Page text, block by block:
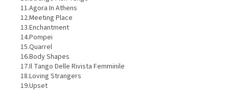
11.Agora In Athens
12.Meeting Place
13.Enchantment
14.Pompei
15.Quarrel
16.Body Shapes
17.Il Tango Delle Rivista Femminile
18.Loving Strangers
19.Upset